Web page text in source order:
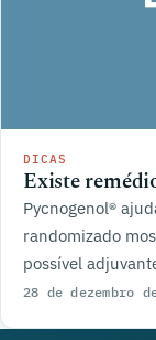
DICAS
Existe
Pycnogenol®
randomizado
possível
28 de dezembro